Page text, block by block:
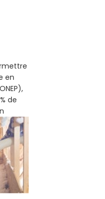
en
de